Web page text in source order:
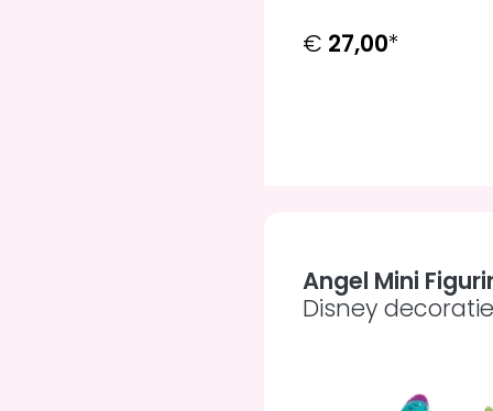
€ 27,00*
Angel Mini
Disney decoratie